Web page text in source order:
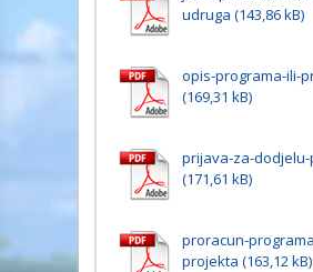
udruga
opis-programa-ili-
prijava-za-
proracun-
projekta